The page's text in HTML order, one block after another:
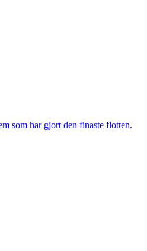
som har gjort den finaste flotten.